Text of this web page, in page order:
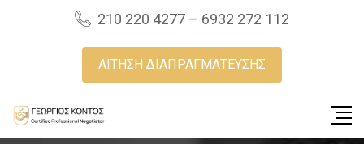
210 220 4277 – 6932 272 112
ΑΙΤΗΣΗ ΔΙΑΠΡΑΓΜΑΤΕΥΣΗΣ